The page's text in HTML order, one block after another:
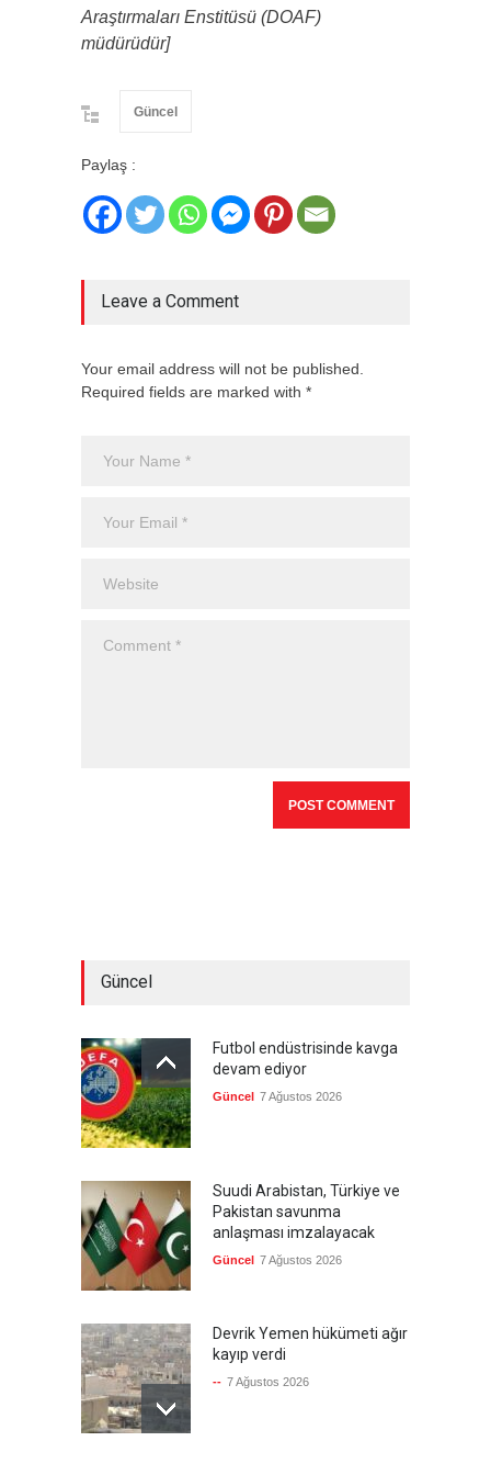
Araştırmaları Enstitüsü (DOAF)
müdürüdür]
Güncel
Paylaş :
Leave a Comment
Your email address will not be published.
Required fields are marked with *
Güncel
Futbol endüstrisinde kavga
devam ediyor
Güncel 7 Ağustos 2026
Suudi Arabistan, Türkiye ve
Pakistan savunma
anlaşması imzalayacak
Güncel 7 Ağustos 2026
Devrik Yemen hükümeti ağır
kayıp verdi
-- 7 Ağustos 2026